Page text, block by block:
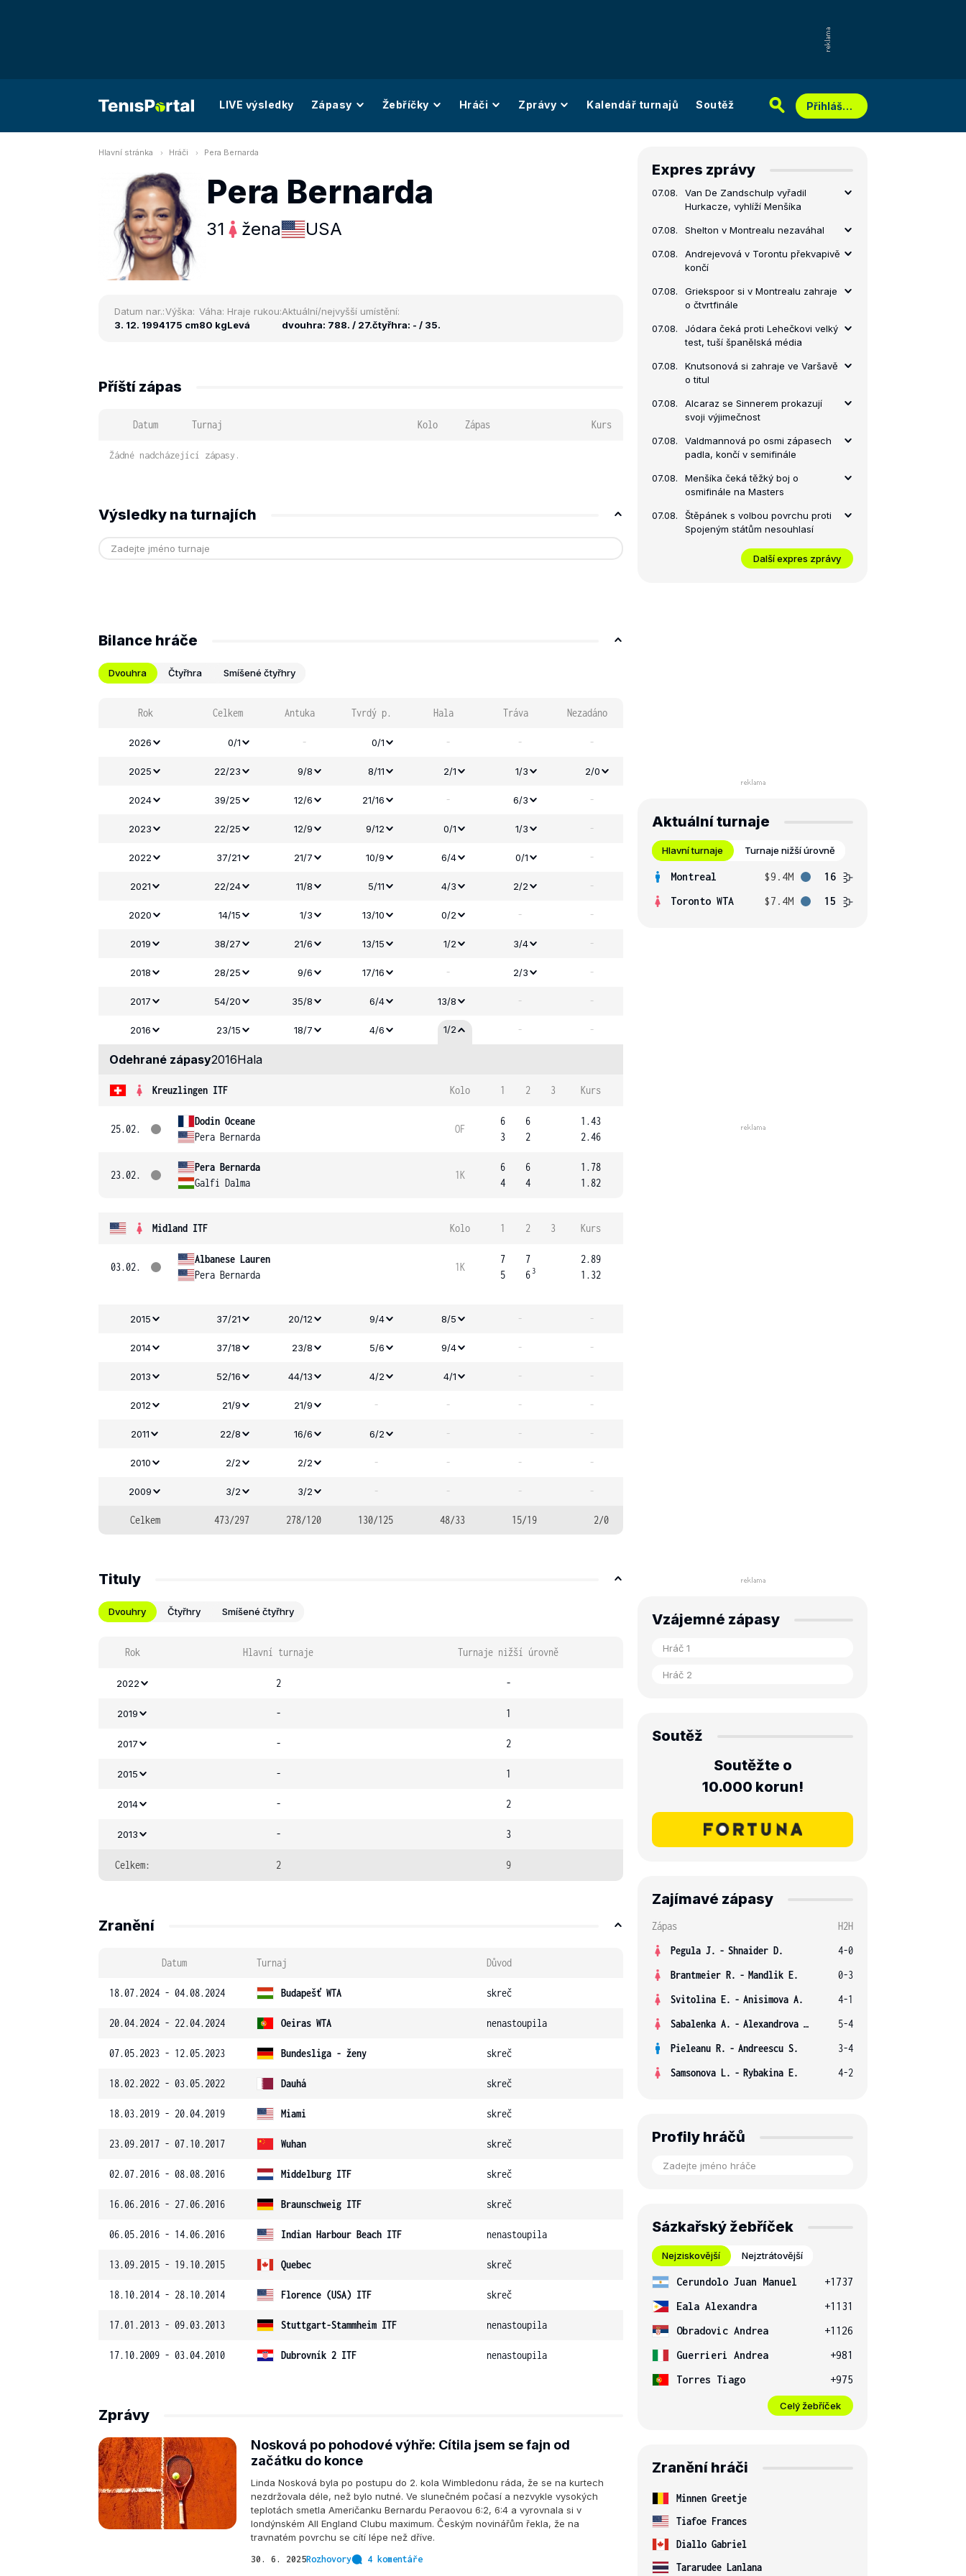
LIVE výsledky Zápasy Žebříčky Hráči Zprávy Kalendář turnajů Soutěž Přihlášení
Hlavní stránka Hráči Pera Bernarda
Pera Bernarda
31 žena USA
Datum nar.:
3. 12. 1994
Výška:
175 cm
Váha:
80 kg
Hraje rukou:
Levá
Aktuální/nejvyšší umístění:
dvouhra: 788. / 27.čtyřhra: - / 35.
Příští zápas
Datum Turnaj Kolo Zápas Kurs
Žádné nadcházející zápasy.
Výsledky na turnajích
Bilance hráče
Dvouhra Čtyřhra Smíšené čtyřhry
Rok Celkem Antuka Tvrdý p. Hala Tráva Nezadáno
2026 0/1 - 0/1 - - -
2025 22/23 9/8 8/11 2/1 1/3 2/0
2024 39/25 12/6 21/16 - 6/3 -
2023 22/25 12/9 9/12 0/1 1/3 -
2022 37/21 21/7 10/9 6/4 0/1 -
2021 22/24 11/8 5/11 4/3 2/2 -
2020 14/15 1/3 13/10 0/2 - -
2019 38/27 21/6 13/15 1/2 3/4 -
2018 28/25 9/6 17/16 - 2/3 -
2017 54/20 35/8 6/4 13/8 - -
2016 23/15 18/7 4/6 1/2 - -
Odehrané zápasy2016Hala
Kreuzlingen ITF Kolo 1 2 3 Kurs
25.02.
Dodin Oceane
Pera Bernarda
OF
6
3
6
2
1.43
2.46
23.02.
Pera Bernarda
Galfi Dalma
1K
6
4
6
4
1.78
1.82
Midland ITF Kolo 1 2 3 Kurs
03.02.
Albanese Lauren
Pera Bernarda
1K
7
5
7
6 3
2.89
1.32
2015 37/21 20/12 9/4 8/5 - -
2014 37/18 23/8 5/6 9/4 - -
2013 52/16 44/13 4/2 4/1 - -
2012 21/9 21/9 - - - -
2011 22/8 16/6 6/2 - - -
2010 2/2 2/2 - - - -
2009 3/2 3/2 - - - -
Celkem 473/297 278/120 130/125 48/33 15/19 2/0
Tituly
Dvouhry Čtyřhry Smíšené čtyřhry
Rok Hlavní turnaje Turnaje nižší úrovně
2022 2 -
2019 - 1
2017 - 2
2015 - 1
2014 - 2
2013 - 3
Celkem: 2 9
Zranění
Datum Turnaj Důvod
18.07.2024 - 04.08.2024 Budapešť WTA skreč
20.04.2024 - 22.04.2024 Oeiras WTA nenastoupila
07.05.2023 - 12.05.2023 Bundesliga - ženy skreč
18.02.2022 - 03.05.2022 Dauhá skreč
18.03.2019 - 20.04.2019 Miami skreč
23.09.2017 - 07.10.2017 Wuhan skreč
02.07.2016 - 08.08.2016 Middelburg ITF skreč
16.06.2016 - 27.06.2016 Braunschweig ITF skreč
06.05.2016 - 14.06.2016 Indian Harbour Beach ITF nenastoupila
13.09.2015 - 19.10.2015 Quebec skreč
18.10.2014 - 28.10.2014 Florence (USA) ITF skreč
17.01.2013 - 09.03.2013 Stuttgart-Stammheim ITF nenastoupila
17.10.2009 - 03.04.2010 Dubrovník 2 ITF nenastoupila
Zprávy
Nosková po pohodové výhře: Cítila jsem se fajn od
začátku do konce
Linda Nosková byla po postupu do 2. kola Wimbledonu ráda, že se na kurtech
nezdržovala déle, než bylo nutné. Ve slunečném počasí a nezvykle vysokých
teplotách smetla Američanku Bernardu Peraovou 6:2, 6:4 a vyrovnala si v
londýnském All England Clubu maximum. Českým novinářům řekla, že na
travnatém povrchu se cítí lépe než dříve.
30. 6. 2025Rozhovory 4 komentáře
Expres zprávy
07.08.
Van De Zandschulp vyřadil
Hurkacze, vyhlíží Menšíka
07.08. Shelton v Montrealu nezaváhal
07.08.
Andrejevová v Torontu překvapivě
končí
07.08.
Griekspoor si v Montrealu zahraje
o čtvrtfinále
07.08.
Jódara čeká proti Lehečkovi velký
test, tuší španělská média
07.08.
Knutsonová si zahraje ve Varšavě
o titul
07.08.
Alcaraz se Sinnerem prokazují
svoji výjimečnost
07.08.
Valdmannová po osmi zápasech
padla, končí v semifinále
07.08.
Menšíka čeká těžký boj o
osmifinále na Masters
07.08.
Štěpánek s volbou povrchu proti
Spojeným státům nesouhlasí
Další expres zprávy
Aktuální turnaje
Hlavní turnaje Turnaje nižší úrovně
Montreal $9.4M
16
Toronto WTA
$7.4M 15
Vzájemné zápasy
Soutěž
Soutěžte o
10.000 korun!
Zajímavé zápasy
Zápas
H2H
Pegula J. - Shnaider D.
4-0
Brantmeier R. - Mandlik E.
0-3
Svitolina E. - Anisimova A.
4-1
Sabalenka A. - Alexandrova E.
5-4
Pieleanu R. - Andreescu S.
3-4
Samsonova L. - Rybakina E. 4-2
Profily hráčů
Sázkařský žebříček
Nejziskovější Nejztrátovější
Cerundolo Juan Manuel
+1737
Eala Alexandra
+1131
Obradovic Andrea
+1126
Guerrieri Andrea
+981
Torres Tiago
+975
Celý žebříček
Zranění hráči
Minnen Greetje
Tiafoe Frances
Diallo Gabriel
Tararudee Lanlana